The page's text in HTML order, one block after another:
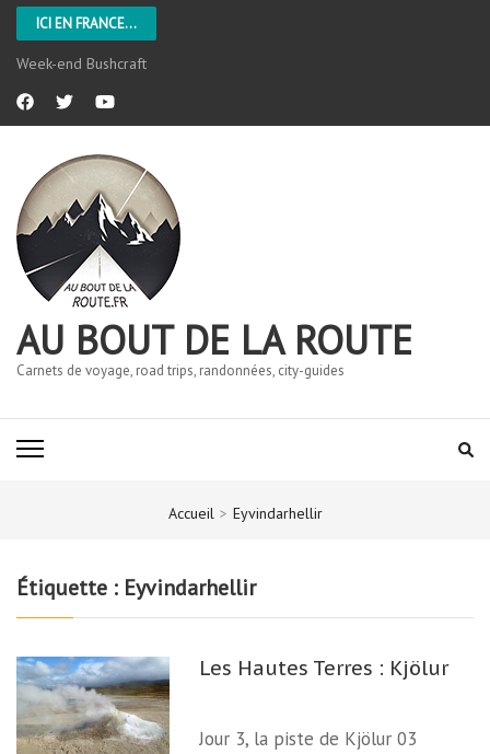
ICI EN FRANCE...
Week-end Bushcraft
AU BOUT DE LA ROUTE
Carnets de voyage, road trips, randonnées, city-guides
Accueil > Eyvindarhellir
Étiquette : Eyvindarhellir
Les Hautes Terres : Kjölur
Jour 3, la piste de Kjölur 03